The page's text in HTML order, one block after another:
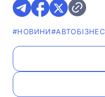
#НОВИНИ#АВТОБІЗНЕС